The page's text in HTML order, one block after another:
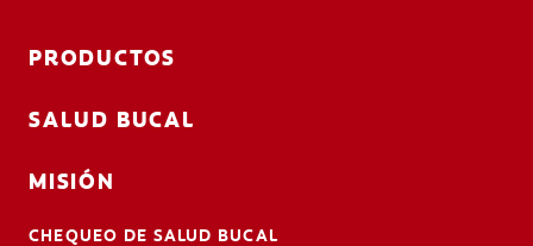
PRODUCTOS
SALUD BUCAL
MISIÓN
CHEQUEO DE SALUD BUCAL